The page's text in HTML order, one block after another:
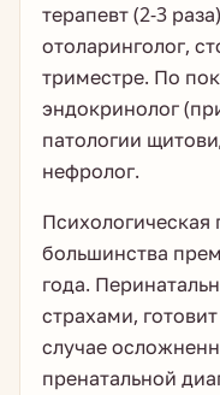
терапевт (2-3
отоларинголог,
триместре. По
эндокринолог
патологии
нефролог.
Психологическая
большинства
года.
страхами,
случае
пренатальной